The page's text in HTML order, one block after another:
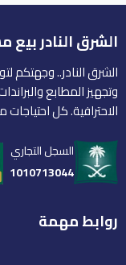
الشرق النادر
الشرق النادر.. وجهتكم
وتجهيز المطابع
الاحترافية. كل
السجل التجاري
1010713044
روابط مهمة